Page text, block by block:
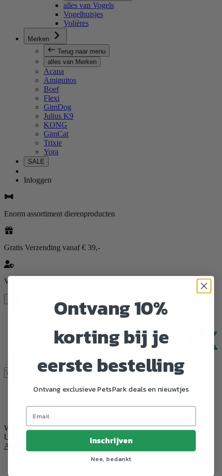
alles van Vogels
Vogelhuisjes
Volières
Merken
Terug naar menu
alles van Merken
Acana
Amiguitos
Boef
Flexi
GimDog
Julius K9
KONG
GimCat
Trixie
Yora
SALE
Inloggen
Enorm assortiment dierenproducten
Gratis Verzending vanaf € 39,-
Veilig en gemakkelijk betalen
Zoeken
Inloggen
Winkelwagen
Uw winkelwagen is leeg.
Vul hem met producten.
Afrekenen
Ontvang 10%
korting bij je
eerste bestelling
Ontvang exclusieve PetsPark deals en nieuwtjes
Inschrijven
Nee, bedankt